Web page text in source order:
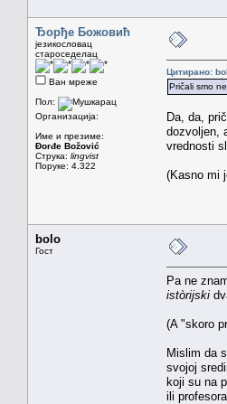
Ђорђе Божовић
језикословац
староседелац
Ван мреже
Пол:
Организација:
Име и презиме:
Đorđe Božović
Струка: lingvist
Поруке: 4.322
Цитирано:
Pričali smo
Da, da,
dozvoljen,
vrednosti
(Kasno mi
bolo
Гост
Pa ne
istòrijski
(A "skoro
Mislim da
svojoj
koji su na
ili